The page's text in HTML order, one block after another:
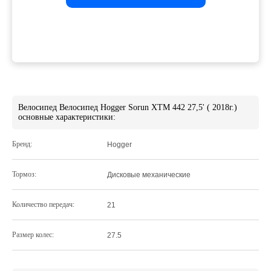
Велосипед Велосипед Hogger Sorun XTM 442 27,5' ( 2018г.)
основные характеристики:
Бренд: Hogger
Тормоз: Дисковые механические
Количество передач: 21
Размер колес: 27.5